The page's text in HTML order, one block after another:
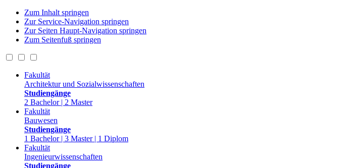
Zum Inhalt springen
Zur Service-Navigation springen
Zur Seiten Haupt-Navigation springen
Zum Seitenfuß springen
Fakultät
Architektur und Sozialwissenschaften
Studiengänge
2 Bachelor | 2 Master
Fakultät
Bauwesen
Studiengänge
1 Bachelor | 3 Master | 1 Diplom
Fakultät
Ingenieurwissenschaften
Studiengänge